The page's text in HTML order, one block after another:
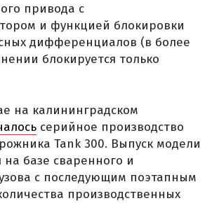
привода с
и функцией блокировки
дифференциалов (в более
блокируется только
на калининградском
серийное производство
Tank 300. Выпуск модели
на базе сваренного и
с последующим поэтапным
производственных